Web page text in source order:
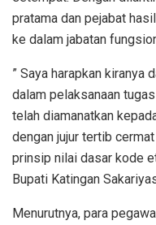
pratama dan pejabat
ke dalam jabatan
” Saya harapkan kiranya
dalam pelaksanaan
telah diamanatkan
dengan jujur tertib
prinsip nilai dasar kode
Bupati Katingan
Menurutnya, para